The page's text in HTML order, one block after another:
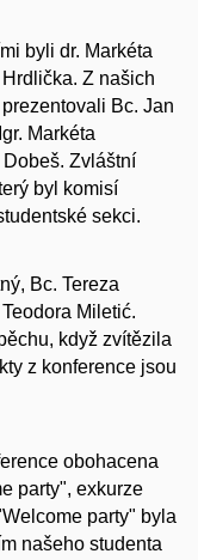
byli dr. Markéta
Z našich
Bc. Jan
Markéta
Dobeš. Zvláštní
byl komisí
sekci.
Bc. Tereza
Miletić.
když zvítězila
z konference jsou
obohacena
party", exkurze
party" byla
našeho studenta